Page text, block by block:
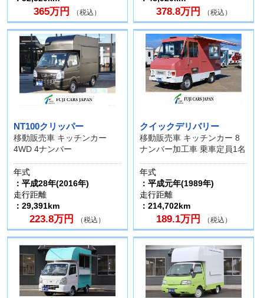
365万円 （税込） 378.8万円 （税込）
NT100クリッパー
移動販売車 キッチンカー
4WD 4ナンバー
年式
：平成28年(2016年)
走行距離
：29,391km
223.8万円 （税込）
クイックデリバリー
移動販売車 キッチンカー 8
ナンバー加工車 乗車定員1名
年式
：平成元年(1989年)
走行距離
：214,702km
189.1万円 （税込）